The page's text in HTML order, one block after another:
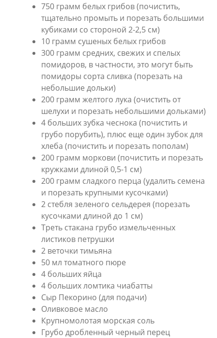
750 грамм белых грибов (почистить,
тщательно промыть и порезать большими
кубиками со стороной 2-2,5 см)
10 грамм сушеных белых грибов
300 грамм средних, свежих и спелых
помидоров, в частности, это могут быть
помидоры сорта сливка (порезать на
небольшие дольки)
200 грамм желтого лука (очистить от
шелухи и порезать небольшими дольками)
4 больших зубка чеснока (почистить и
грубо порубить), плюс еще один зубок для
хлеба (почистить и порезать пополам)
200 грамм моркови (почистить и порезать
кружками длиной 0,5-1 см)
200 грамм сладкого перца (удалить семена
и порезать крупными кусочками)
2 стебля зеленого сельдерея (порезать
кусочками длиной до 1 см)
Треть стакана грубо измельченных
листиков петрушки
2 веточки тимьяна
50 мл томатного пюре
4 больших яйца
4 больших ломтика чиабатты
Сыр Пекорино (для подачи)
Оливковое масло
Крупномолотая морская соль
Грубо дробленный черный перец